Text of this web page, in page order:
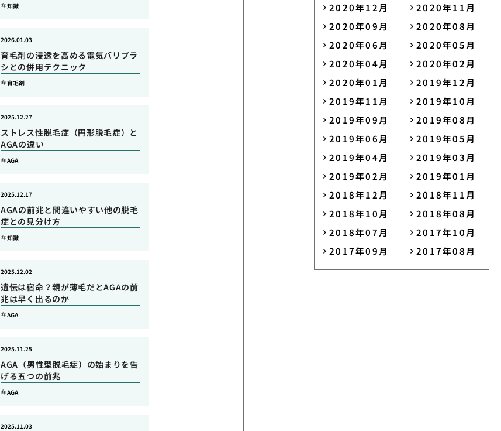
知識
育毛剤の浸透を高める電気バリブラ
シとの併用テクニック
2026.01.03
育毛剤
ストレス性脱毛症（円形脱毛症）と
AGAの違い
2025.12.27
AGA
AGAの前兆と間違いやすい他の脱毛
症との見分け方
2025.12.17
知識
遺伝は宿命？親が薄毛だとAGAの前
兆は早く出るのか
2025.12.02
AGA
AGA（男性型脱毛症）の始まりを告
げる五つの前兆
2025.11.25
AGA
2025.11.03
2020年12月
2020年11月
2020年09月
2020年08月
2020年06月
2020年05月
2020年04月
2020年02月
2020年01月
2019年12月
2019年11月
2019年10月
2019年09月
2019年08月
2019年06月
2019年05月
2019年04月
2019年03月
2019年02月
2019年01月
2018年12月
2018年11月
2018年10月
2018年08月
2018年07月
2017年10月
2017年09月
2017年08月